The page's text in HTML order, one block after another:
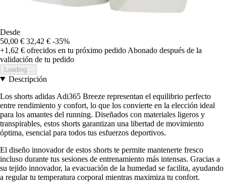
Desde
50,00 € 32,42 € -35%
+1,62 € ofrecidos en tu próximo pedido Abonado después de la
validación de tu pedido
Loading...
Descripción
Los shorts adidas Adi365 Breeze representan el equilibrio perfecto
entre rendimiento y confort, lo que los convierte en la elección ideal
para los amantes del running. Diseñados con materiales ligeros y
transpirables, estos shorts garantizan una libertad de movimiento
óptima, esencial para todos tus esfuerzos deportivos.
El diseño innovador de estos shorts te permite mantenerte fresco
incluso durante tus sesiones de entrenamiento más intensas. Gracias a
su tejido innovador, la evacuación de la humedad se facilita, ayudando
a regular tu temperatura corporal mientras maximiza tu confort.